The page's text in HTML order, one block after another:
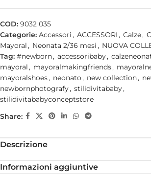
COD: 9032 035
Categorie: Accessori, ACCESSORI, Calze,
Mayoral, Neonata 2/36 mesi, NUOVA
Tag: #newborn, accessoribaby,
mayoral, mayoralmakingfriends,
mayoralshoes, neonato, new collection,
newbornphotografy, stilidivitababy,
stilidivitababyconceptstore
Share:
Descrizione
Informazioni aggiuntive